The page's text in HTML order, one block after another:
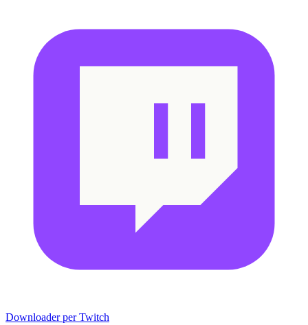
Downloader per Twitch